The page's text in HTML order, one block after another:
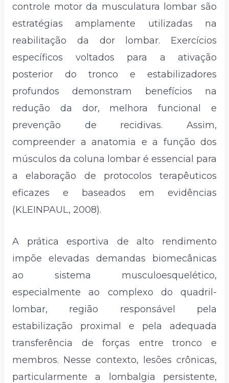
controle motor da musculatura lombar são
estratégias amplamente utilizadas na
reabilitação da dor lombar. Exercícios
específicos voltados para a ativação
posterior do tronco e estabilizadores
profundos demonstram benefícios na
redução da dor, melhora funcional e
prevenção de recidivas. Assim,
compreender a anatomia e a função dos
músculos da coluna lombar é essencial para
a elaboração de protocolos terapêuticos
eficazes e baseados em evidências
(KLEINPAUL, 2008).
A prática esportiva de alto rendimento
impõe elevadas demandas biomecânicas
ao sistema musculoesquelético,
especialmente ao complexo do quadril-
lombar, região responsável pela
estabilização proximal e pela adequada
transferência de forças entre tronco e
membros. Nesse contexto, lesões crônicas,
particularmente a lombalgia persistente,